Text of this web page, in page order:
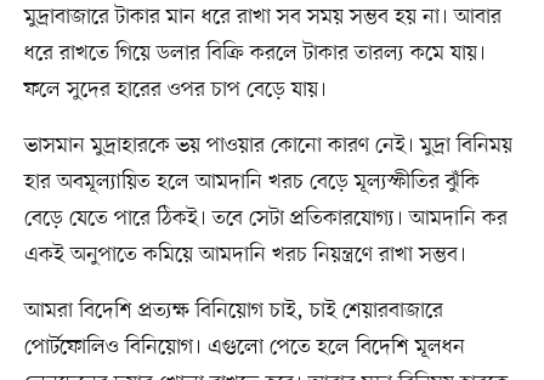
মুদ্রাবাজারে টাকার মান ধরে রাখা সব সময় সম্ভব হয় না। আবার
ধরে রাখতে গিয়ে ডলার বিক্রি করলে টাকার তারল্য কমে যায়।
ফলে সুদের হারের ওপর চাপ বেড়ে যায়।
ভাসমান মুদ্রাহারকে ভয় পাওয়ার কোনো কারণ নেই। মুদ্রা বিনিময়
হার অবমূল্যায়িত হলে আমদানি খরচ বেড়ে মূল্যস্ফীতির ঝুঁকি
বেড়ে যেতে পারে ঠিকই। তবে সেটা প্রতিকারযোগ্য। আমদানি কর
একই অনুপাতে কমিয়ে আমদানি খরচ নিয়ন্ত্রণে রাখা সম্ভব।
আমরা বিদেশি প্রত্যক্ষ বিনিয়োগ চাই, চাই শেয়ারবাজারে
পোর্টফোলিও বিনিয়োগ। এগুলো পেতে হলে বিদেশি মূলধন